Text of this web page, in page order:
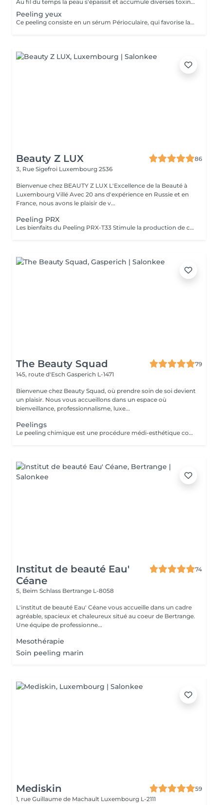
Au fil du temps la peau s'épaissit et accumule diverses toxines auxquelles nous sommes exposés au jour le jour entrainant le processus de Glycation par accumulation des radicaux libres. Les peelings combattent cette Glycation en vous redonnant un teint éclatant par renouvellement des cellules de l'épiderme. Ils combattent l'acné, resserrent les pores dilatés et affinent les ridules, réduisent les tâches pigmentaires et des imperfections, améliorent la texture de peau pour un résultat visible dès la première séance. Nous vous proposons plusieurs peelings très efficaces et sans éviction sociale qui peuvent se faire tout au long de l'année, même en été. En voici quelques-uns : - Peeling dit botox-like et bio-revitalisant : Ce peeling ralentit les effets chrono et photo-vieillissement en stimulant la peau en profondeur sans provoquer d'irritation superficielle. En plus d'une action dépigmentante, le produit procure un effet tonifiant sur le visage, le cou et le décolleté. - Peeling liftant et bio-revitalisant : Ce peeling stimule la peau en douceur et en profondeur en lui procurant un tonus et une oxygénation intense des tissus. Il effectue une action de levage en profondeur. Il est recommandé pour le relâchement cutanée. - Peeling « Glow » : Ce peeling contient un pool d'actifs bio-revitalisants et bio-régénérants. Il restaure l'hydratation et la nutrition indispensables de la peau. Il régénère la peau en améliorant le métabolisme cellulaire. Il réactive le collagène et l'élastine pour un teint éclatant. Mais, pour que les effets soient optimisés, il est important de préparer sa peau avant un peeling du visage avec un produit à base d'acide glycolique que nous pouvons vous conseillé pendant la consultation d'analyse de peau. Ensuite, après votre peeling, il est aussi important : - d'appliquer des soins hydratants et apaisants sur votre visage - d'éviter toute exposition au soleil Pensez à arrêter l'utilisation de la vitamine A / retinol 7 jours avant votre rendez-vous peeling. Tenez nous au courant si vous prenez des médicaments avant votre rendez-vous.
Peeling yeux
Ce peeling consiste en un sérum Périoculaire, qui favorise la régénération de la peau, lisse l'aspect du contour de l'il et facilite la pénétration des actifs appliqués par la suite. Il effectue 5 actions différentes : Éclaircissant, illuminateur, anti-âge, antioxydant, anti-dème.
Beauty Z LUX
86
3, Rue Sigefroi Luxembourg 2536
Bienvenue chez BEAUTY Z LUX L'Excellence de la Beauté à
Luxembourg Villé Avec 20 ans d'expérience en Russie et en
France, nous avons le plaisir de v...
Peeling PRX
Les bienfaits du Peeling PRX-T33 Stimule la production de collagène et d'élastine, sans exfoliation visible. Raffermit et redensifie la peau, avec un effet lifting immédiat et naturel. Illumine le teint et redonne de l'éclat instantanément. Atténue les taches pigmentaires et unifie le teint. Améliore la texture de la peau, resserre les pores et réduit les cicatrices légères. Résultat : une peau plus ferme, plus lisse et visiblement rajeunie, sans temps de récupération. The Benefits of PRX-T33 Peel Stimulates collagen and elastin production without visible peeling. Firms and densifies the skin with an instant natural lifting effect. Brightens and revives the complexion immediately. Reduces pigmentation spots and evens out skin tone. Improves skin texture, tightens pores, and softens mild scars. Result: firmer, smoother, and visibly rejuvenated skin with no downtime.
The Beauty Squad
79
145, route d'Esch Gasperich L-1471
Bienvenue chez Beauty Squad, où prendre soin de soi devient
un plaisir. Nous vous accueillons dans un espace où
bienveillance, professionnalisme, luxe...
Peelings
Le peeling chimique est une procédure médi-esthétique consistant provoquer une régénération cutanée accélérée et contrôlée par l'application de puissants agents exfoliants permettant d'agir à différentes profondeurs. Son action sur le tissu cutané favorise l'élimination des couches externes de la peau dans le but de stimuler la production de collagène et d'élastine. 1 soin : 150€ Forfait 5 soins : 675€
Institut de beauté Eau'
Céane
74
5, Beim Schlass Bertrange L-8058
L'institut de beauté Eau' Céane vous accueille dans un cadre
agréable, spacieux et chaleureux situé au coeur de Bertrange.
Une équipe de professionne...
Mesothérapie
Soin peeling marin
Mediskin
59
1, rue Guillaume de Machault Luxembourg L-2111